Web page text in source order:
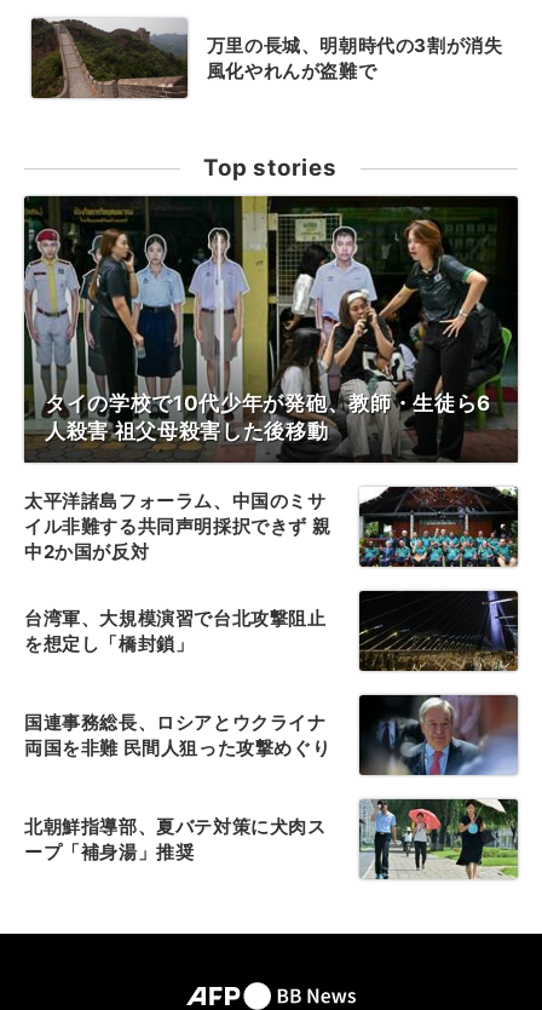
万里の長城、明朝時代の3割が消失
風化やれんが盗難で
Top stories
タイの学校で10代少年が発砲、教師・生徒ら6
人殺害 祖父母殺害した後移動
太平洋諸島フォーラム、中国のミサ
イル非難する共同声明採択できず 親
中2か国が反対
台湾軍、大規模演習で台北攻撃阻止
を想定し「橋封鎖」
国連事務総長、ロシアとウクライナ
両国を非難 民間人狙った攻撃めぐり
北朝鮮指導部、夏バテ対策に犬肉ス
ープ「補身湯」推奨